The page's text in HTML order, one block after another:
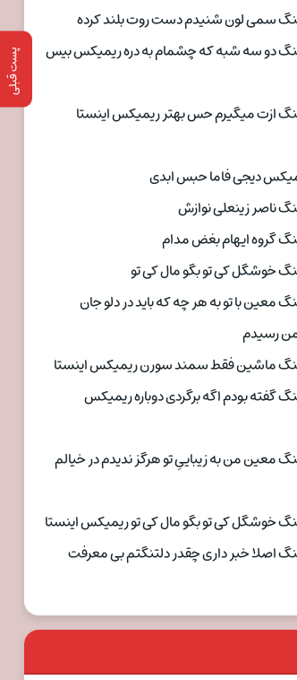
پست قبلی
سمی لون شنیدم دست روت بلند کرده
دو سه شبه که چشمام به دره ریمیکس بیس
ازت میگیرم حس بهتر ریمیکس اینستا
دیجی فاما حبس ابدی
ناصر زینعلی نوازش
گروه ایهام بغض مدام
خوشگل کی تو بگو مال کی تو
معین با تو به هر چه که باید در دلو جان
رسیدم
ماشین فقط سمند سورن ریمیکس اینستا
گفته بودم اگه برگردی دوباره ریمیکس
معین من به زیباییِ تو هرگز ندیدم در خیالم
خوشگل کی تو بگو مال کی تو ریمیکس اینستا
اصلا خبر داری چقدر دلتنگتم بی معرفت